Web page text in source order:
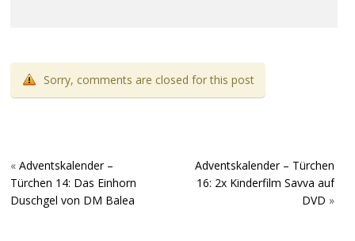
Sorry, comments are closed for this post
«Adventskalender –
Türchen 14: Das Einhorn
Duschgel von DM Balea
Adventskalender – Türchen
16: 2x Kinderfilm Savva auf
DVD »